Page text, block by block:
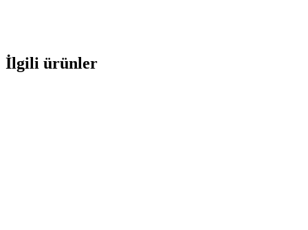
İlgili ürünler